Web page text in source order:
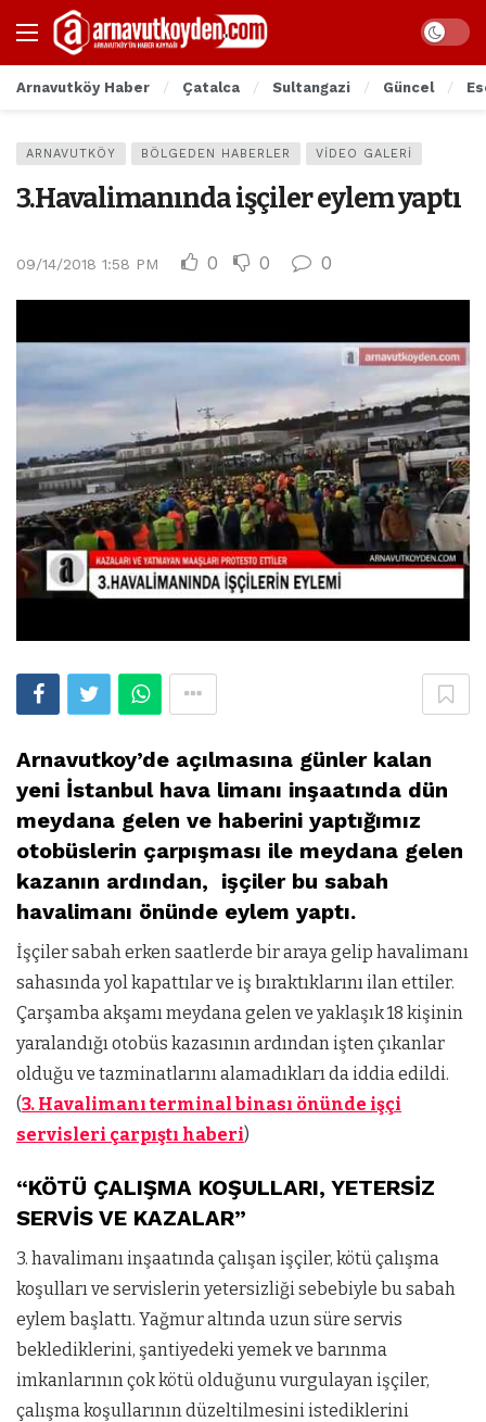
Arnavutköy Haber Çatalca Sultangazi Güncel
ARNAVUTKÖY BÖLGEDEN HABERLER VIDEO GALERI
3.Havalimanında işçiler eylem yaptı
09/14/2018 1:58 PM 0 0 0
Arnavutkoy’de açılmasına günler kalan
yeni İstanbul hava limanı inşaatında dün
meydana gelen ve haberini yaptığımız
otobüslerin çarpışması ile meydana gelen
kazanın ardından, işçiler bu sabah
havalimanı önünde eylem yaptı.
İşçiler sabah erken saatlerde bir araya gelip havalimanı
sahasında yol kapattılar ve iş bıraktıklarını ilan ettiler.
Çarşamba akşamı meydana gelen ve yaklaşık 18 kişinin
yaralandığı otobüs kazasının ardından işten çıkanlar
olduğu ve tazminatlarını alamadıkları da iddia edildi.
(3. Havalimanı terminal binası önünde işçi
servisleri çarpıştı haberi)
“KÖTÜ ÇALIŞMA KOŞULLARI, YETERSİZ
SERVİS VE KAZALAR”
3. havalimanı inşaatında çalışan işçiler, kötü çalışma
koşulları ve servislerin yetersizliği sebebiyle bu sabah
eylem başlattı. Yağmur altında uzun süre servis
beklediklerini, şantiyedeki yemek ve barınma
imkanlarının çok kötü olduğunu vurgulayan işçiler,
çalışma koşullarının düzeltilmesini istediklerini